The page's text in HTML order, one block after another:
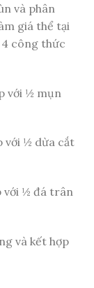
và phân
giá thể tại
4 công thức
với ½ mụn
với ½ dừa cắt
với ½ đá trân
và kết hợp